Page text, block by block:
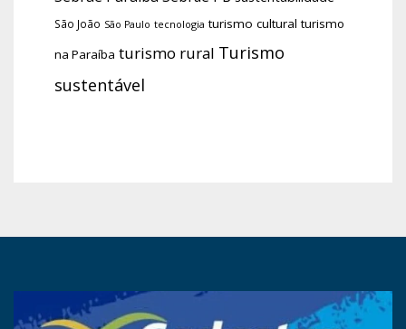
São João São Paulo tecnologia turismo cultural turismo
na Paraíba turismo rural Turismo
sustentável